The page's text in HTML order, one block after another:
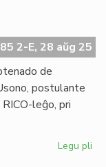
en
la
Itala
Kongreso
de
Esperanto
2-E, 28 aŭg 25
de
postulante
leĝo, pri
Legu pli